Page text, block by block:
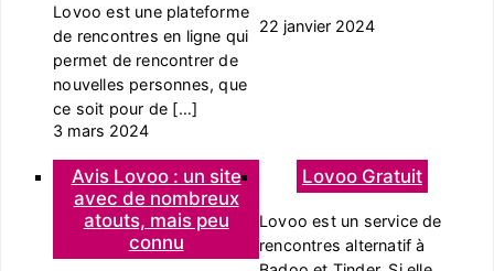
Lovoo est une plateforme
de rencontres en ligne qui
permet de rencontrer de
nouvelles personnes, que
ce soit pour de […]
3 mars 2024
22 janvier 2024
Avis Lovoo : un site
avec de nombreux
atouts, mais peu
connu
Lovoo Gratuit
Lovoo est un service de
rencontres alternatif à